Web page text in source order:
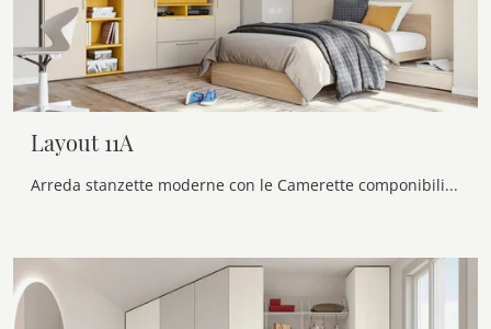
Layout 11A
Arreda stanzette moderne con le Camerette componibili Doimo Cityline! Il modello Layout 11A in melaminico è per ragazzi.